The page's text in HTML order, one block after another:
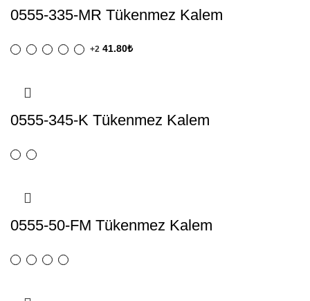
0555-335-MR Tükenmez Kalem
+2 41.80₺
0555-345-K Tükenmez Kalem
0555-50-FM Tükenmez Kalem